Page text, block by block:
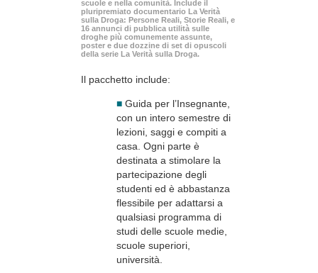
scuole e nella comunità. Include il
pluripremiato documentario La Verità
sulla Droga: Persone Reali, Storie Reali, e
16 annunci di pubblica utilità sulle
droghe più comunemente assunte,
poster e due dozzine di set di opuscoli
della serie La Verità sulla Droga.
Il pacchetto include:
■ Guida per l’Insegnante,
con un intero semestre di
lezioni, saggi e compiti a
casa. Ogni parte è
destinata a stimolare la
partecipazione degli
studenti ed è abbastanza
flessibile per adattarsi a
qualsiasi programma di
studi delle scuole medie,
scuole superiori,
università.